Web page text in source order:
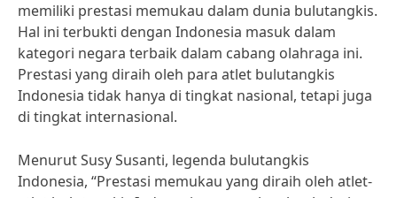
memiliki prestasi memukau dalam dunia bulutangkis.
Hal ini terbukti dengan Indonesia masuk dalam
kategori negara terbaik dalam cabang olahraga ini.
Prestasi yang diraih oleh para atlet bulutangkis
Indonesia tidak hanya di tingkat nasional, tetapi juga
di tingkat internasional.
Menurut Susy Susanti, legenda bulutangkis
Indonesia, “Prestasi memukau yang diraih oleh atlet-